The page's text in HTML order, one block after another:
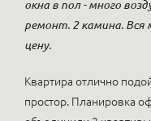
окна в пол - много
ремонт. 2 камина. Вся
цену.
Квартира отлично
простор. Планировка